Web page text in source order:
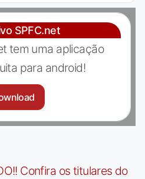
SPFC.net
tem uma aplicação
para android!
Confira os titulares do